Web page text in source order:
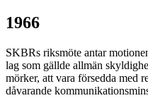
1966
SKBRs riksmöte antar
lag som gällde allmän
mörker, att vara försedda med
dåvarande